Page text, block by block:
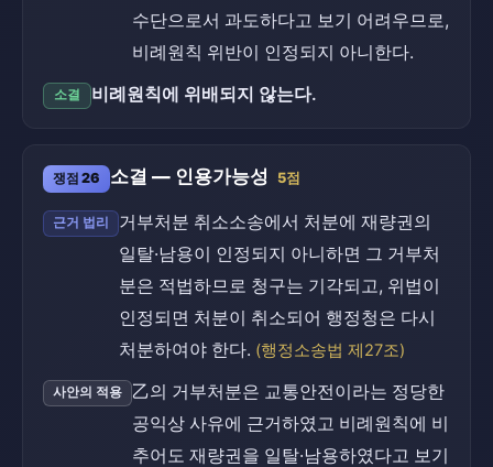
수단으로서 과도하다고 보기 어려우므로,
비례원칙 위반이 인정되지 아니한다.
소결 비례원칙에 위배되지 않는다.
쟁점 26 소결 — 인용가능성 5점
근거 법리
거부처분 취소소송에서 처분에 재량권의
일탈·남용이 인정되지 아니하면 그 거부처
분은 적법하므로 청구는 기각되고, 위법이
인정되면 처분이 취소되어 행정청은 다시
처분하여야 한다. (행정소송법 제27조)
사안의 적용
乙의 거부처분은 교통안전이라는 정당한
공익상 사유에 근거하였고 비례원칙에 비
추어도 재량권을 일탈·남용하였다고 보기